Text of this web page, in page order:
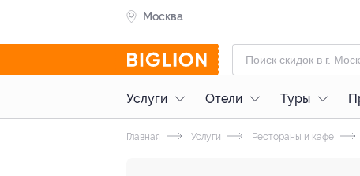
Москва
Услуги Отели Туры
Главная Услуги Рестораны и кафе